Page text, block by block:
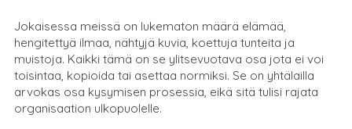
Jokaisessa meissä on lukematon määrä elämää,
hengitettyä ilmaa, nähtyjä kuvia, koettuja tunteita ja
muistoja. Kaikki tämä on se ylitsevuotava osa jota ei voi
toisintaa, kopioida tai asettaa normiksi. Se on yhtälailla
arvokas osa kysymisen prosessia, eikä sitä tulisi rajata
organisaation ulkopuolelle.